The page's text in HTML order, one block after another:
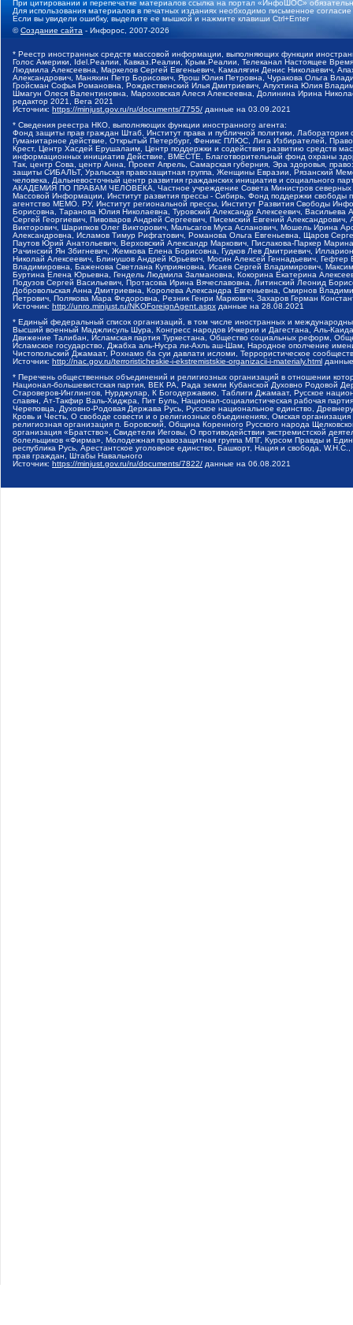
При цитировании и перепечатке материалов ссылка на портал «ИнфоШОС»
Для использования материалов в печатных изданиях необходимо письменное
Если вы увидели ошибку, выделите ее мышкой и нажмите клавиши Ctrl+Enter
©Создание сайта - Инфорос, 2007-2026
* Реестр иностранных средств массовой информации, выполняющих функции
Голос Америки, Idel.Реалии, Кавказ.Реалии, Крым.Реалии, Телеканал Настоящее
Людмила Алексеевна, Маркелов Сергей Евгеньевич, Камалягин Денис Николаевич,
Александрович, Маняхин Петр Борисович, Ярош Юлия Петровна, Чуракова Ольга
Гройсман Софья Романовна, Рождественский Илья Дмитриевич, Апухтина Юлия
Шмагун Олеся Валентиновна, Мароховская Алеся Алексеевна, Долинина Ирина
редактор 2021, Вега 2021
Источник: https://minjust.gov.ru/ru/documents/7755/ данные на 03.09.2021
* Сведения реестра НКО, выполняющих функции иностранного агента:
Фонд защиты прав граждан Штаб, Институт права и публичной политики,
Гуманитарное действие, Открытый Петербург, Феникс ПЛЮС, Лига Избирателей,
Крест, Центр Хасдей Ерушалаим, Центр поддержки и содействия развитию средств
информационных инициатив Действие, ВМЕСТЕ, Благотворительный фонд охраны
Так, центр Сова, центр Анна, Проект Апрель, Самарская губерния, Эра здоровья,
защиты СИБАЛЬТ, Уральская правозащитная группа, Женщины Евразии, Рязанский
человека, Дальневосточный центр развития гражданских инициатив и социального
АКАДЕМИЯ ПО ПРАВАМ ЧЕЛОВЕКА, Частное учреждение Совета Министров северных
Массовой Информации, Институт развития прессы - Сибирь, Фонд поддержки
агентство МЕМО. РУ, Институт региональной прессы, Институт Развития Свободы
Борисовна, Таранова Юлия Николаевна, Туровский Александр Алексеевич,
Сергей Георгиевич, Пивоваров Андрей Сергеевич, Писемский Евгений
Викторович, Шарипков Олег Викторович, Мальсагов Муса Асланович, Мошель Ирина
Александровна, Исламов Тимур Рифгатович, Романова Ольга Евгеньевна, Щаров
Паутов Юрий Анатольевич, Верховский Александр Маркович, Пислакова-Паркер
Рачинский Ян Збигневич, Жемкова Елена Борисовна, Гудков Лев Дмитриевич,
Николай Алексеевич, Блинушов Андрей Юрьевич, Мосин Алексей Геннадьевич,
Владимировна, Баженова Светлана Куприяновна, Исаев Сергей Владимирович,
Буртина Елена Юрьевна, Гендель Людмила Залмановна, Кокорина Екатерина
Подузов Сергей Васильевич, Протасова Ирина Вячеславовна, Литинский Леонид
Добровольская Анна Дмитриевна, Королева Александра Евгеньевна, Смирнов
Петрович, Полякова Мара Федоровна, Резник Генри Маркович, Захаров Герман
Источник: http://unro.minjust.ru/NKOForeignAgent.aspx данные на 28.08.2021
* Единый федеральный список организаций, в том числе иностранных и
Высший военный Маджлисуль Шура, Конгресс народов Ичкерии и Дагестана, Аль-
Движение Талибан, Исламская партия Туркестана, Общество социальных реформ,
Исламское государство, Джабха аль-Нусра ли-Ахль аш-Шам, Народное ополчение
Чистопольский Джамаат, Рохнамо ба суи давлати исломи, Террористическое
Источник: http://nac.gov.ru/terroristicheskie-i-ekstremistskie-organizacii-i-materialy.html
* Перечень общественных объединений и религиозных организаций в отношении
Национал-большевистская партия, ВЕК РА, Рада земли Кубанской Духовно Родовой
Староверов-Инглингов, Нурджулар, К Богодержавию, Таблиги Джамаат, Русское
славян, Ат-Такфир Валь-Хиджра, Пит Буль, Национал-социалистическая рабочая
Череповца, Духовно-Родовая Держава Русь, Русское национальное единство,
Кровь и Честь, О свободе совести и о религиозных объединениях, Омская
религиозная организация п. Боровский, Община Коренного Русского народа
организация «Братство», Свидетели Иеговы, О противодействии экстремистской
болельщиков «Фирма», Молодежная правозащитная группа МПГ, Курсом Правды и
республика Русь, Арестантское уголовное единство, Башкорт, Нация и свобода,
прав граждан, Штабы Навального
Источник: https://minjust.gov.ru/ru/documents/7822/ данные на 06.08.2021